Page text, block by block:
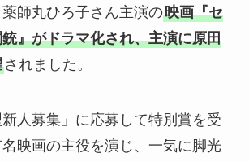
師丸ひろ子さん主演の映画『セ
』がドラマ化され、主演に原田
されました。
新人募集」に応募して特別賞を受
映画の主役を演じ、一気に脚光